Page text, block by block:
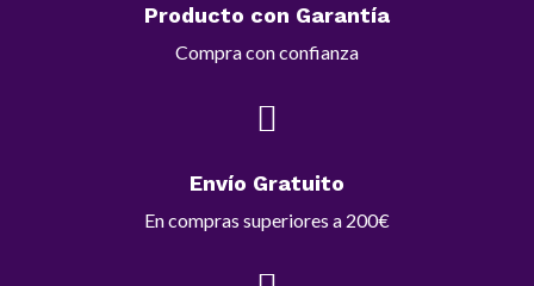
Producto con Garantía
Compra con confianza

Envío Gratuito
En compras superiores a 200€